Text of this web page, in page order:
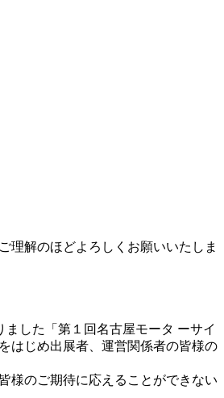
理解のほどよろしくお願いいたしま
した「第１回名古屋モータ ーサイ
はじめ出展者、運営関係者の皆様の
様のご期待に応えることができない